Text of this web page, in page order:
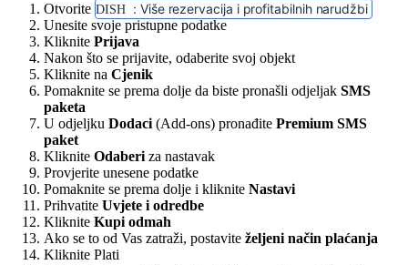
Otvorite DISH : Više rezervacija i profitabilnih narudžbi
Unesite svoje pristupne podatke
Kliknite Prijava
Nakon što se prijavite, odaberite svoj objekt
Kliknite na Cjenik
Pomaknite se prema dolje da biste pronašli odjeljak SMS
paketa
U odjeljku Dodaci (Add-ons) pronađite Premium SMS
paket
Kliknite Odaberi za nastavak
Provjerite unesene podatke
Pomaknite se prema dolje i kliknite Nastavi
Prihvatite Uvjete i odredbe
Kliknite Kupi odmah
Ako se to od Vas zatraži, postavite željeni način plaćanja
Kliknite Plati